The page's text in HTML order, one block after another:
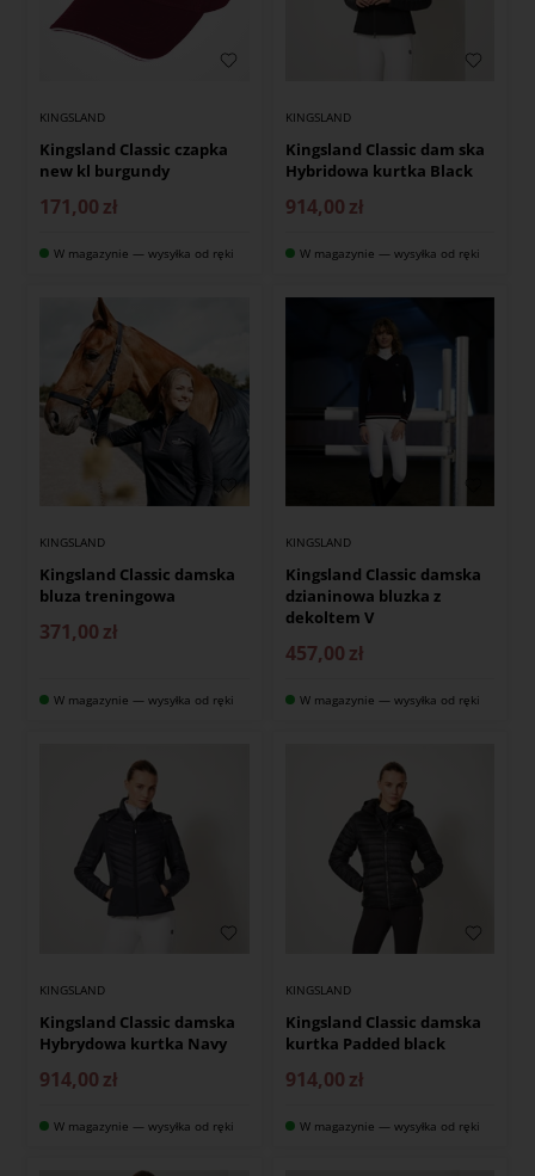
KINGSLAND
Kingsland Classic czapka
new kl burgundy
171,00 zł
W magazynie — wysyłka od ręki
KINGSLAND
Kingsland Classic dam ska
Hybridowa kurtka Black
914,00 zł
W magazynie — wysyłka od ręki
KINGSLAND
Kingsland Classic damska
bluza treningowa
371,00 zł
W magazynie — wysyłka od ręki
KINGSLAND
Kingsland Classic damska
dzianinowa bluzka z
dekoltem V
457,00 zł
W magazynie — wysyłka od ręki
KINGSLAND
Kingsland Classic damska
Hybrydowa kurtka Navy
914,00 zł
W magazynie — wysyłka od ręki
KINGSLAND
Kingsland Classic damska
kurtka Padded black
914,00 zł
W magazynie — wysyłka od ręki